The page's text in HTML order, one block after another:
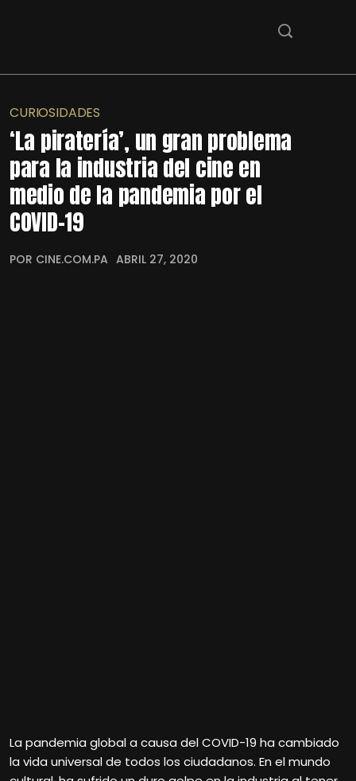
CURIOSIDADES
‘La piratería’, un gran problema
para la industria del cine en
medio de la pandemia por el
COVID-19
POR CINE.COM.PA ABRIL 27, 2020
La pandemia global a causa del COVID-19 ha cambiado
la vida universal de todos los ciudadanos. En el mundo